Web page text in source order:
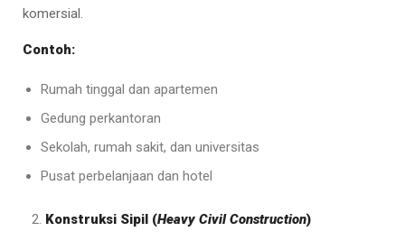
komersial.
Contoh:
Rumah tinggal dan apartemen
Gedung perkantoran
Sekolah, rumah sakit, dan universitas
Pusat perbelanjaan dan hotel
Konstruksi Sipil (Heavy Civil Construction)